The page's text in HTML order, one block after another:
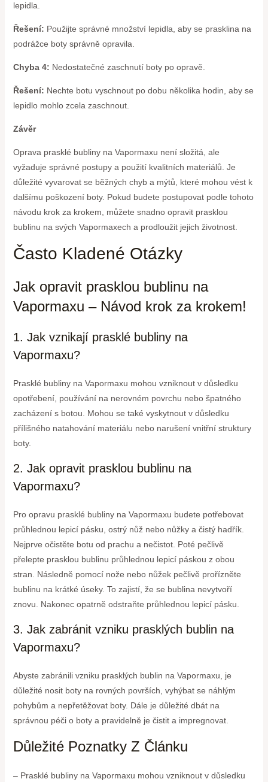
lepidla.
Řešení: Použijte správné množství lepidla, aby se prasklina na
podrážce boty správně opravila.
Chyba 4: Nedostatečné zaschnutí boty po opravě.
Řešení: Nechte botu vyschnout po dobu několika hodin, aby se
lepidlo mohlo zcela zaschnout.
Závěr
Oprava prasklé bubliny na Vapormaxu není složitá, ale
vyžaduje správné postupy a použití kvalitních materiálů. Je
důležité vyvarovat se běžných chyb a mýtů, které mohou vést k
dalšímu poškození boty. Pokud budete postupovat podle tohoto
návodu krok za krokem, můžete snadno opravit prasklou
bublinu na svých Vapormaxech a prodloužit jejich životnost.
Často Kladené Otázky
Jak opravit prasklou bublinu na
Vapormaxu – Návod krok za krokem!
1. Jak vznikají prasklé bubliny na
Vapormaxu?
Prasklé bubliny na Vapormaxu mohou vzniknout v důsledku
opotřebení, používání na nerovném povrchu nebo špatného
zacházení s botou. Mohou se také vyskytnout v důsledku
přílišného natahování materiálu nebo narušení vnitřní struktury
boty.
2. Jak opravit prasklou bublinu na
Vapormaxu?
Pro opravu prasklé bubliny na Vapormaxu budete potřebovat
průhlednou lepicí pásku, ostrý nůž nebo nůžky a čistý hadřík.
Nejprve očistěte botu od prachu a nečistot. Poté pečlivě
přelepte prasklou bublinu průhlednou lepicí páskou z obou
stran. Následně pomocí nože nebo nůžek pečlivě prořízněte
bublinu na krátké úseky. To zajistí, že se bublina nevytvoří
znovu. Nakonec opatrně odstraňte průhlednou lepicí pásku.
3. Jak zabránit vzniku prasklých bublin na
Vapormaxu?
Abyste zabránili vzniku prasklých bublin na Vapormaxu, je
důležité nosit boty na rovných površích, vyhýbat se náhlým
pohybům a nepřetěžovat boty. Dále je důležité dbát na
správnou péči o boty a pravidelně je čistit a impregnovat.
Důležité Poznatky Z Článku
– Prasklé bubliny na Vapormaxu mohou vzniknout v důsledku